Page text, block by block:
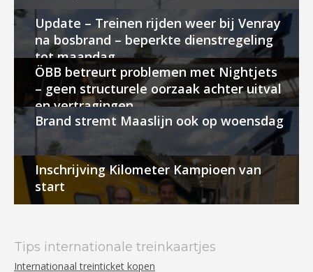
Update – Treinen rijden weer bij Venray
na bosbrand – beperkte dienstregeling
tot maandag
ÖBB betreurt problemen met Nightjets
– geen structurele oorzaak achter uitval
en vertragingen
Brand stremt Maaslijn ook op woensdag
Inschrijving Kilometer Kampioen van
start
Tips internationale treinkaartjes
Internationaal treinticket kopen